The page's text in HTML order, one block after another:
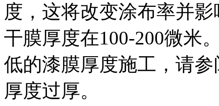
度，这将改变涂布率并
干膜厚度在100-200微米
低的漆膜厚度施工，请
厚度过厚。